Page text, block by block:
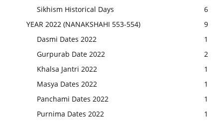
Sikhism Historical Days
6
YEAR 2022 (NANAKSHAHI 553-554)
9
Dasmi Dates 2022
1
Gurpurab Date 2022
2
Khalsa Jantri 2022
1
Masya Dates 2022
1
Panchami Dates 2022
1
Purnima Dates 2022
1